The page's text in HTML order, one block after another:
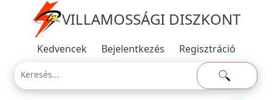
VILLAMOSSÁGI DISZKONT
Kedvencek Bejelentkezés Regisztráció